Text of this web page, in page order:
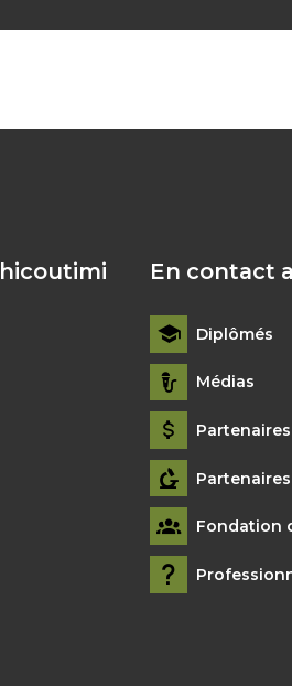
En contact
Diplômés
Médias
Fondation